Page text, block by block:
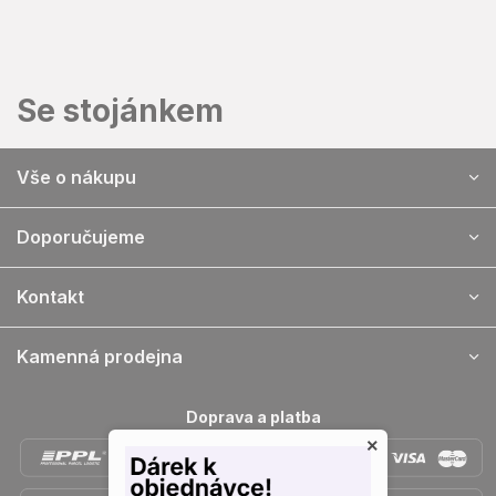
Se stojánkem
p
Vše o nákupu
Doporučujeme
Kontakt
Kamenná prodejna
Doprava a platba
×